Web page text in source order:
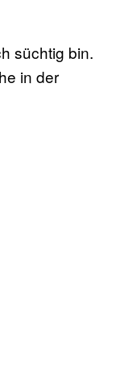
süchtig bin.
in der